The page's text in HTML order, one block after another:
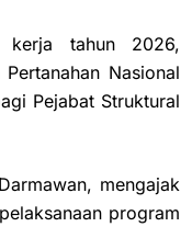
kerja tahun 2026,
Nasional
Pejabat Struktural
mengajak
program